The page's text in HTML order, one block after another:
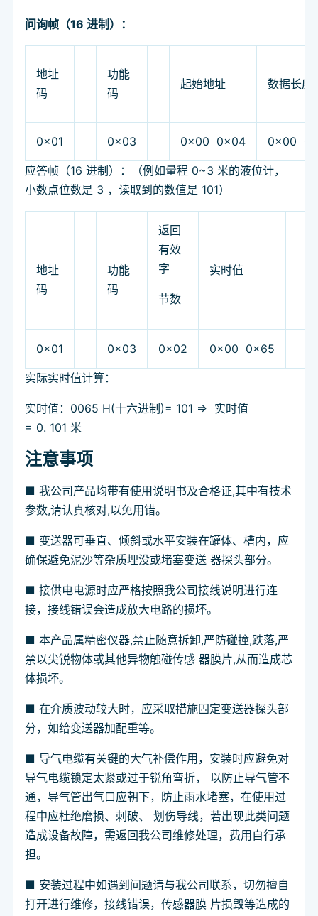
问询帧（16 进制）：
地址
码
功能
码
起始地址 数据长度
0x01 0x03 0x00 0x04 0x00
应答帧（16 进制）：（例如量程 0~3 米的液位计，
小数点位数是 3 ，读取到的数值是 101）
地址
码
功能
码
返回
有效
字
节数
实时值
0x01 0x03 0x02 0x00 0x65
实际实时值计算：
实时值：0065 H(十六进制)= 101 => 实时值
= 0. 101 米
注意事项
■ 我公司产品均带有使用说明书及合格证,其中有技术
参数,请认真核对,以免用错。
■ 变送器可垂直、倾斜或水平安装在罐体、槽内，应
确保避免泥沙等杂质埋没或堵塞变送 器探头部分。
■ 接供电电源时应严格按照我公司接线说明进行连
接，接线错误会造成放大电路的损坏。
■ 本产品属精密仪器,禁止随意拆卸,严防碰撞,跌落,严
禁以尖锐物体或其他异物触碰传感 器膜片,从而造成芯
体损坏。
■ 在介质波动较大时，应采取措施固定变送器探头部
分，如给变送器加配重等。
■ 导气电缆有关键的大气补偿作用，安装时应避免对
导气电缆锁定太紧或过于锐角弯折， 以防止导气管不
通，导气管出气口应朝下，防止雨水堵塞，在使用过
程中应杜绝磨损、刺破、 划伤导线，若出现此类问题
造成设备故障，需返回我公司维修处理，费用自行承
担。
■ 安装过程中如遇到问题请与我公司联系，切勿擅自
打开进行维修，接线错误，传感器膜 片损毁等造成的